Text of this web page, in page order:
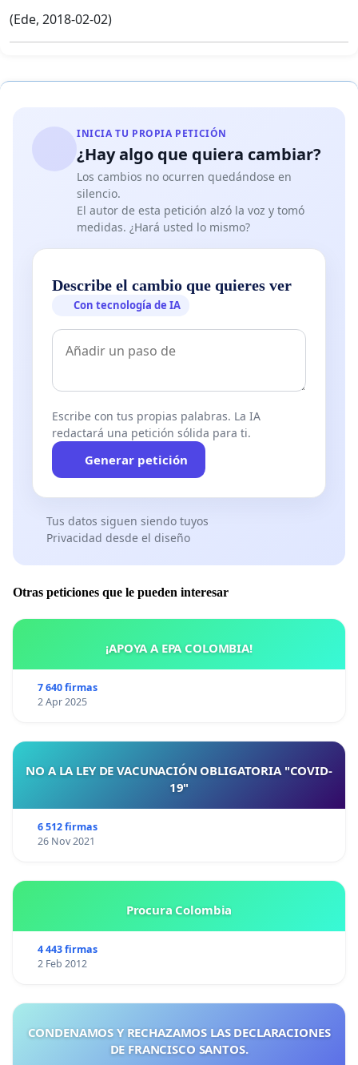
(Ede, 2018-02-02)
INICIA TU PROPIA PETICIÓN
¿Hay algo que quiera cambiar?
Los cambios no ocurren quedándose en
silencio.
El autor de esta petición alzó la voz y tomó
medidas. ¿Hará usted lo mismo?
Describe el cambio que quieres ver
Con tecnología de IA
Escribe con tus propias palabras. La IA
redactará una petición sólida para ti.
Generar petición
Tus datos siguen siendo tuyos
Privacidad desde el diseño
Otras peticiones que le pueden interesar
¡APOYA A EPA COLOMBIA!
7 640 firmas
2 Apr 2025
NO A LA LEY DE VACUNACIÓN OBLIGATORIA "COVID-
19"
6 512 firmas
26 Nov 2021
Procura Colombia
4 443 firmas
2 Feb 2012
CONDENAMOS Y RECHAZAMOS LAS DECLARACIONES
DE FRANCISCO SANTOS.